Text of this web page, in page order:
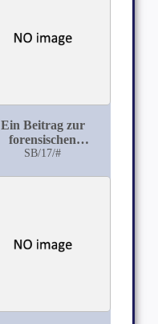
Ein Beitrag zur
forensischen
Bedeutung der
SB/17/#